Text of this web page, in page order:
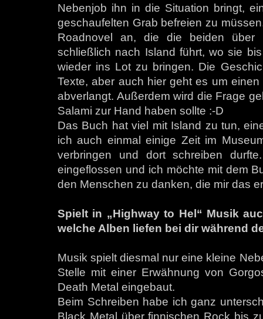
Nebenjob ihn in die Situation bringt,
geschaufelten Grab befreien zu
Roadnovel an, die die beiden
schließlich nach Island führt, wo sie
wieder ins Lot zu bringen. Die
Texte, aber auch hier geht es um
abverlangt. Außerdem wird die Frage
Salami zur Hand haben sollte :-D
Das Buch hat viel mit Island zu tun,
ich auch einmal einige Zeit im
verbringen und dort schreiben
eingeflossen und ich möchte mit dem
den Menschen zu danken, die mir das
Spielt in „Highway to Hel“ Musik
welche Alben liefen bei dir während
Musik spielt diesmal nur eine kleine
Stelle mit einer Erwähnung von
Death Metal eingebaut.
Beim Schreiben habe ich ganz
Black Metal über finnischen Rock bis